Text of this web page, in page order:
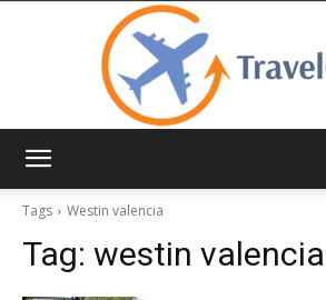
Tags
Westin valencia
Tag: westin valencia